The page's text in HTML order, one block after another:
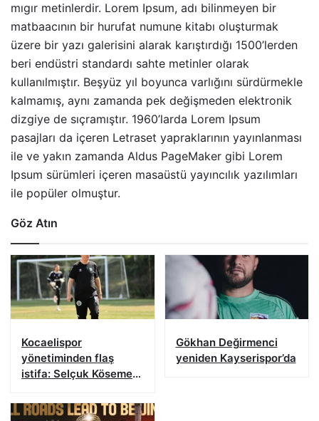
mıgır metinlerdir. Lorem Ipsum, adı bilinmeyen bir
matbaacının bir hurufat numune kitabı oluşturmak
üzere bir yazı galerisini alarak karıştırdığı 1500’lerden
beri endüstri standardı sahte metinler olarak
kullanılmıştır. Beşyüz yıl boyunca varlığını sürdürmekle
kalmamış, aynı zamanda pek değişmeden elektronik
dizgiye de sıçramıştır. 1960’larda Lorem Ipsum
pasajları da içeren Letraset yapraklarının yayınlanması
ile ve yakın zamanda Aldus PageMaker gibi Lorem
Ipsum sürümleri içeren masaüstü yayıncılık yazılımları
ile popüler olmuştur.
Göz Atın
Kocaelispor
yönetiminden flaş
istifa: Selçuk Kösemen
Gökhan Değirmenci
yeniden Kayserispor’da